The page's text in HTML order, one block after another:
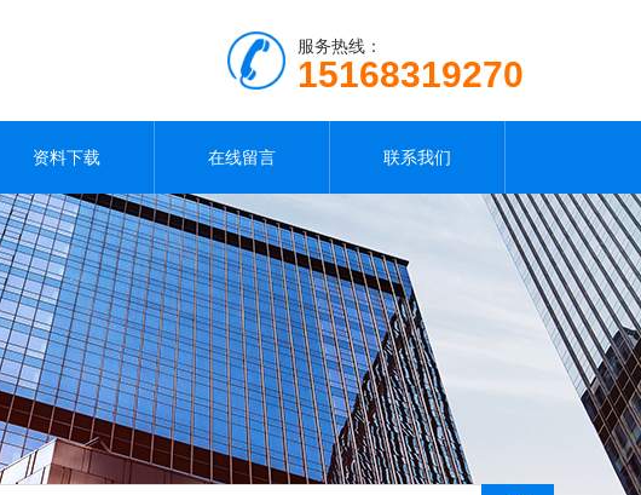
服务热线：
15168319270
资料下载 在线留言 联系我们